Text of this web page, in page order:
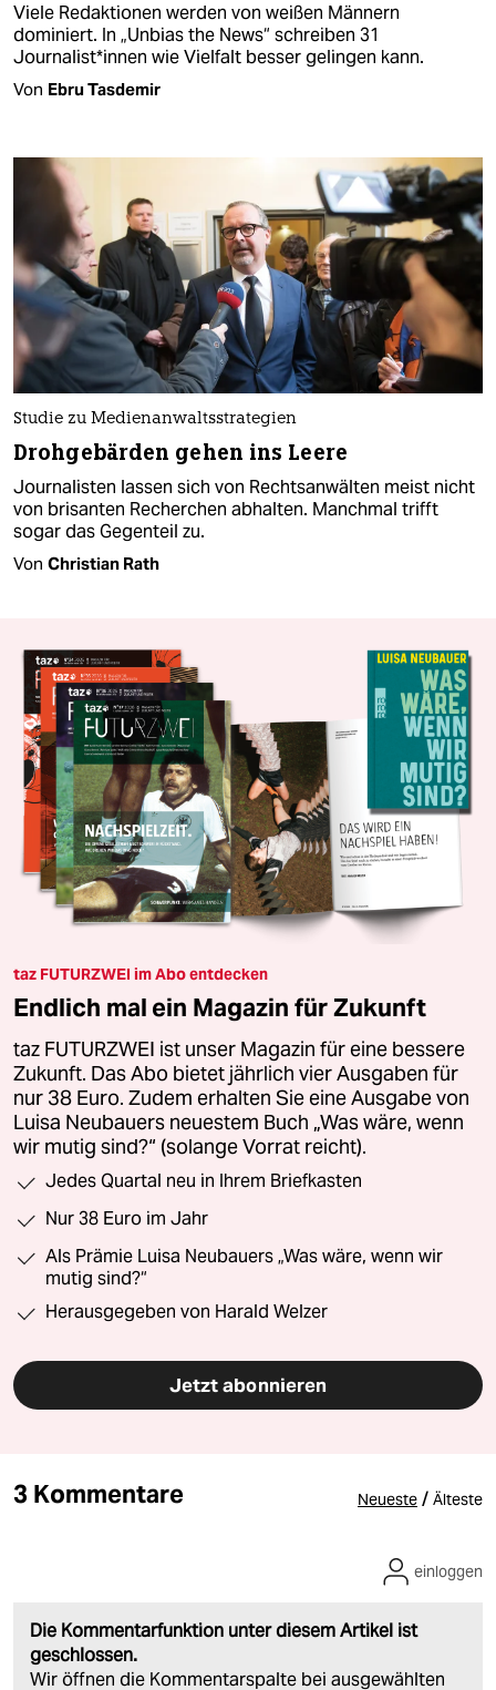
Viele Redaktionen werden von weißen Männern
dominiert. In „Unbias the News“ schreiben 31
Journalist*innen wie Vielfalt besser gelingen kann.
Von Ebru Tasdemir
Studie zu Medienanwaltsstrategien
Drohgebärden gehen ins Leere
Journalisten lassen sich von Rechtsanwälten meist nicht
von brisanten Recherchen abhalten. Manchmal trifft
sogar das Gegenteil zu.
Von Christian Rath
taz FUTURZWEI im Abo entdecken
Endlich mal ein Magazin für Zukunft
taz FUTURZWEI ist unser Magazin für eine bessere
Zukunft. Das Abo bietet jährlich vier Ausgaben für
nur 38 Euro. Zudem erhalten Sie eine Ausgabe von
Luisa Neubauers neuestem Buch „Was wäre, wenn
wir mutig sind?“ (solange Vorrat reicht).
Jedes Quartal neu in Ihrem Briefkasten
Nur 38 Euro im Jahr
Als Prämie Luisa Neubauers „Was wäre, wenn wir
mutig sind?“
Herausgegeben von Harald Welzer
Jetzt abonnieren
3 Kommentare Neueste / Älteste
Die Kommentarfunktion unter diesem Artikel ist
geschlossen.
Wir öffnen die Kommentarspalte bei ausgewählten
einloggen